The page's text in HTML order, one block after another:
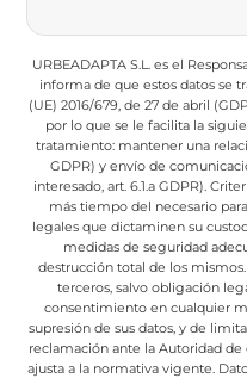
URBEADAPTA S.L. es el
informa de que estos datos se
(UE) 2016/679, de 27 de abril
por lo que se le facilita la
tratamiento: mantener una
GDPR) y envío de
interesado, art. 6.1.a GDPR).
más tiempo del necesario
legales que dictaminen su
medidas de seguridad
destrucción total de los mismos.
terceros, salvo obligación
consentimiento en cualquier
supresión de sus datos, y de
reclamación ante la Autoridad
ajusta a la normativa vigente.